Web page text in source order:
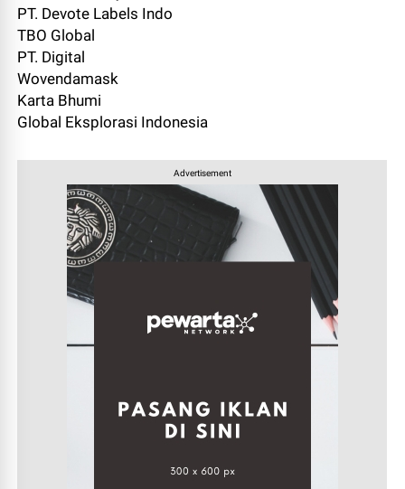
PT. Devote Labels Indo
TBO Global
PT. Digital
Wovendamask
Karta Bhumi
Global Eksplorasi Indonesia
Advertisement